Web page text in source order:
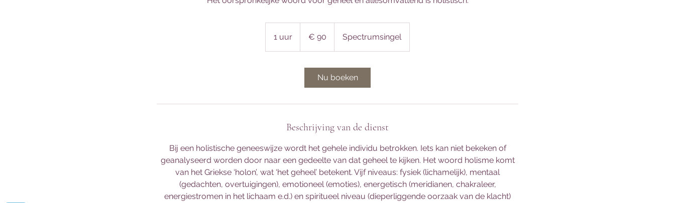
1 uur
u
€ 90 Spectrumsingel
Nu boeken
Beschrijving van de dienst
Bij een holistische geneeswijze wordt het gehele individu betrokken. Iets kan niet bekeken of
geanalyseerd worden door naar een gedeelte van dat geheel te kijken. Het woord holisme komt
van het Griekse ‘holon’, wat ‘het geheel’ betekent. Vijf niveaus: fysiek (lichamelijk), mentaal
(gedachten, overtuigingen), emotioneel (emoties), energetisch (meridianen, chakraleer,
energiestromen in het lichaam e.d.) en spiritueel niveau (dieperliggende oorzaak van de klacht)